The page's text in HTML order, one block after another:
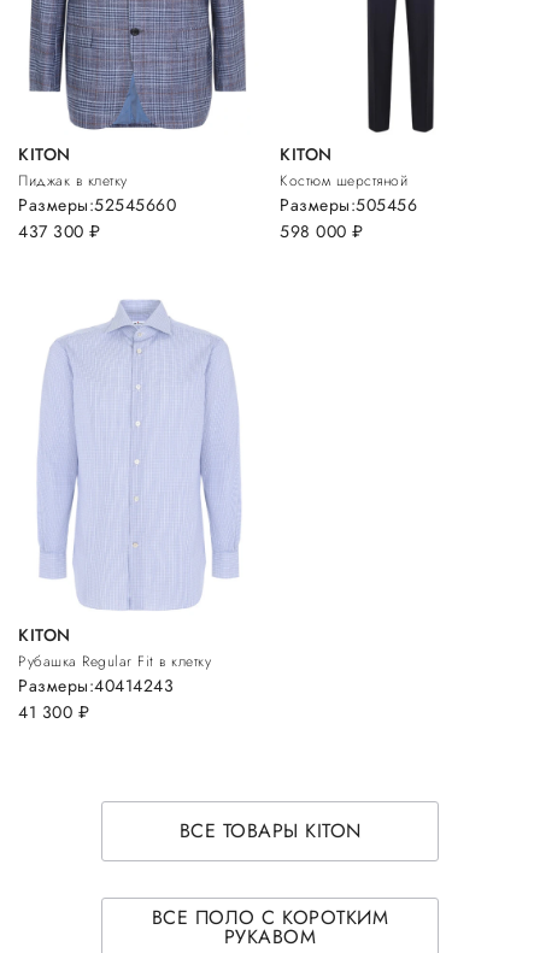
KITON
Пиджак в клетку
437 300 руб.
Размеры:52545660
KITON
Костюм шерстяной
598 000руб.
Размеры:505456
KITON
Рубашка Regular Fit в клетку
41 300 руб.
Размеры:40414243
ВСЕ ТОВАРЫ KITON
ВСЕ ПОЛО С КОРОТКИМ
РУКАВОМ